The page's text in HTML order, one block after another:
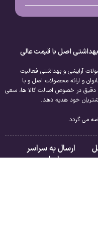
اصل با قیمت عالی
آرایشی و بهداشتی فعالیت
و ارائه محصولات اصل و با
دقیق در خصوص اصالت کالا ها، سعی
خود هدیه دهد.
می گردد.
ارسال به سراسر
ایران